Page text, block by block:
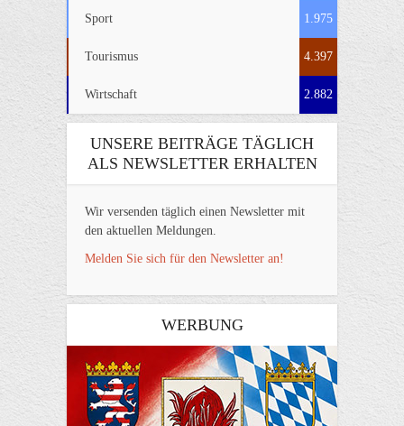
Sport 1.975
Tourismus 4.397
Wirtschaft 2.882
UNSERE BEITRÄGE TÄGLICH
ALS NEWSLETTER ERHALTEN
Wir versenden täglich einen Newsletter mit
den aktuellen Meldungen.
Melden Sie sich für den Newsletter an!
WERBUNG